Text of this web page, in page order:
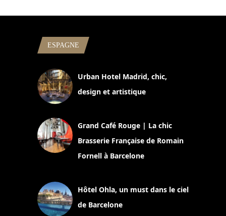
ESPAGNE
Urban Hotel Madrid, chic,
design et artistique
Grand Café Rouge | La chic
Brasserie Française de Romain
Fornell à Barcelone
Hôtel Ohla, un must dans le ciel
de Barcelone